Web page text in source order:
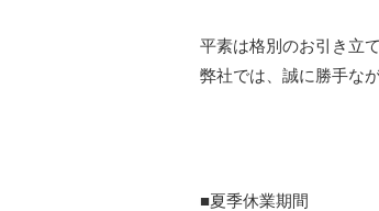
平素は格別のお引き立
弊社では、誠に勝手な
■夏季休業期間